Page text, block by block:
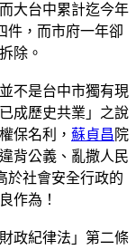
大台中累計迄今年
件，而市府一年卻
除。
不是台中市獨有現
成歷史共業」之說
保名利， 蘇貞昌 院
背公義、亂撒人民
於社會安全行政的
作為！
政紀律法」第二條